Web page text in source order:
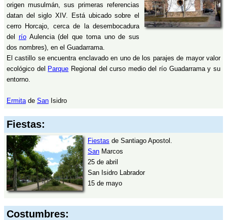
origen musulmán, sus primeras referencias
datan del siglo XIV. Está ubicado sobre el
cerro Horcajo, cerca de la desembocadura
del ríoAulencia (del que toma uno de sus
dos nombres), en el Guadarrama.
El castillo se encuentra enclavado en uno de los parajes de mayor valor
ecológico del Parque Regional del curso medio del río Guadarrama y su
entorno.
Ermita de San Isidro
Fiestas:
Fiestas de Santiago Apostol.
San Marcos
25 de abril
San Isidro Labrador
15 de mayo
Costumbres: